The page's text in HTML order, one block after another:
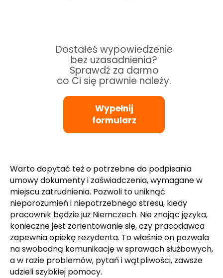
Dostałeś wypowiedzenie
bez uzasadnienia?
Sprawdź za darmo
co Ci się prawnie należy.
Wypełnij
formularz
Warto dopytać też o potrzebne do podpisania
umowy dokumenty i zaświadczenia, wymagane w
miejscu zatrudnienia. Pozwoli to uniknąć
nieporozumień i niepotrzebnego stresu, kiedy
pracownik będzie już Niemczech. Nie znając języka,
konieczne jest zorientowanie się, czy pracodawca
zapewnia opiekę rezydenta. To właśnie on pozwala
na swobodną komunikację w sprawach służbowych,
a w razie problemów, pytań i wątpliwości, zawsze
udzieli szybkiej pomocy.